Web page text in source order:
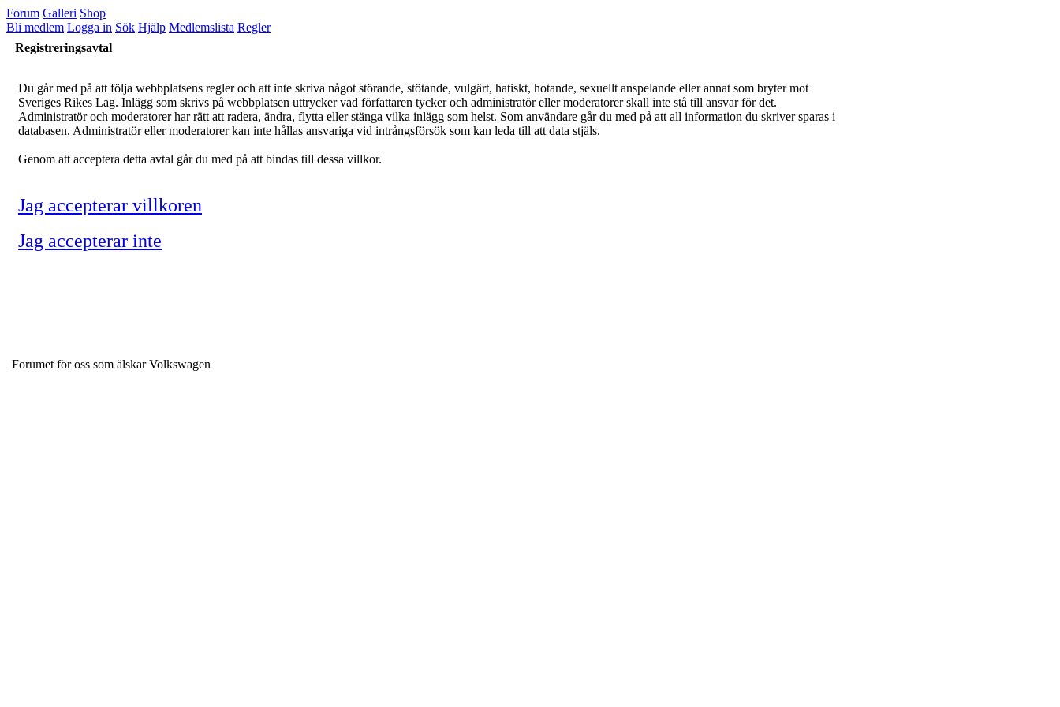
Forum Galleri Shop
Bli medlem Logga in Sök Hjälp Medlemslista Regler
Registreringsavtal
Du går med på att följa webbplatsens regler och att inte skriva något störande, stötande, vulgärt, hatiskt, hotande, sexuellt anspelande eller annat som bryter mot
Sveriges Rikes Lag. Inlägg som skrivs på webbplatsen uttrycker vad författaren tycker och administratör eller moderatorer skall inte stå till ansvar för det.
Administratör och moderatorer har rätt att radera, ändra, flytta eller stänga vilka inlägg som helst. Som användare går du med på att all information du skriver sparas i
databasen. Administratör eller moderatorer kan inte hållas ansvariga vid intrångsförsök som kan leda till att data stjäls.
Genom att acceptera detta avtal går du med på att bindas till dessa villkor.
Jag accepterar villkoren
Jag accepterar inte
Forumet för oss som älskar Volkswagen